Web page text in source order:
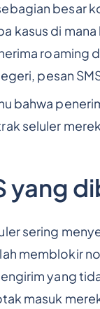
besar
kasus di
roaming
pesan
bahwa
seluler
yang
sering
memblokir
yang
masuk